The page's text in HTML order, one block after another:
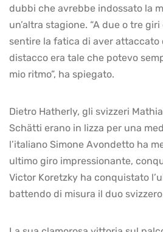
dubbi che avrebbe indossato la
un’altra stagione. “A due o tre
sentire la fatica di aver attaccato
distacco era tale che potevo
mio ritmo”, ha spiegato.
Dietro Hatherly, gli svizzeri
Schätti erano in lizza per una
l’italiano Simone Avondetto ha
ultimo giro impressionante,
Victor Koretzky ha conquistato
battendo di misura il duo